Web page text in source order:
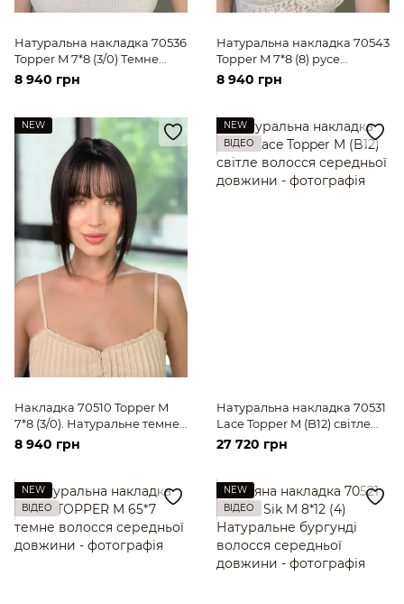
Натуральна накладка 70536
Topper M 7*8 (3/0) Темне
волосся середньої довжини
8 940 грн
Натуральна накладка 70543
Topper M 7*8 (8) русе
волосся середньої довжини
8 940 грн
NEW
Накладка 70510 Topper M
7*8 (3/0). Натуральне темне
волосся середньої довжини
8 940 грн
NEW
ВІДЕО
Натуральна накладка 70531
Lace Topper M (B12) світле
волосся середньої довжини
27 720 грн
NEW
ВІДЕО
NEW
ВІДЕО